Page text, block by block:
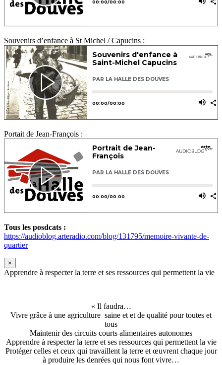
Souvenirs d’enfance à St Michel / Capucins :
Portait de Jean-François :
Tous les posdcats :
https://audioblog.arteradio.com/blog/131795/memoire-vivante-de-
quartier
×
Apprendre à respecter la terre et ses ressources qui permettent la vie
« Il faudra…
Vivre grâce à une agriculture saine et et de qualité pour toutes et
tous
Maintenir des circuits courts alimentaires autonomes
Apprendre à respecter la terre et ses ressources qui permettent la vie
Protéger celles et ceux qui travaillent la terre et œuvrent chaque jour
à produire les denrées qui nous font vivre…